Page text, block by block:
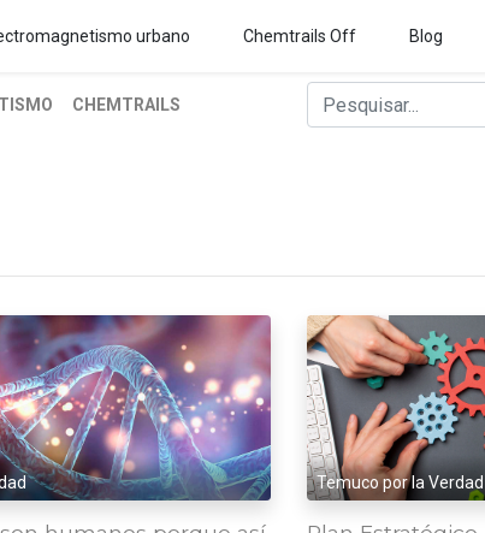
urbano Chemtrails Off Blog
CHEMTRAILS
Temuco por la Verdad